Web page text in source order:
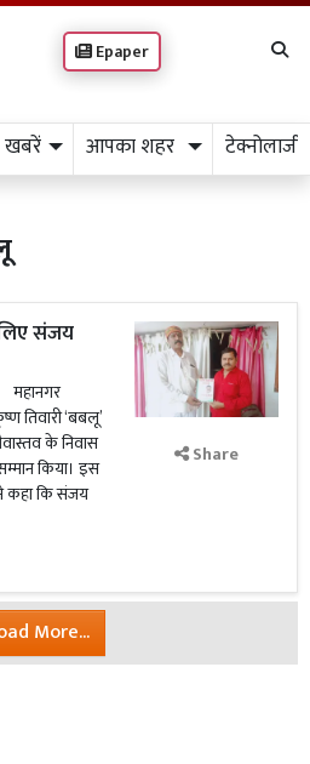
Epaper
खबरें आपका शहर टेक्नोलाजी
संजय
महानगर
तिवारी ‘बबलू’
के निवास
किया। इस
कहा कि संजय
Share
More...